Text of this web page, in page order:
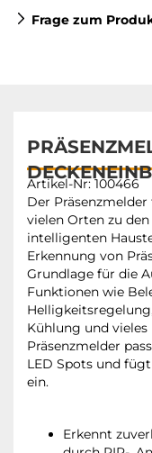
Frage zum
Artikel-Nr: 100466
Der
vielen Orten zu
intelligenten
Erkennung von
Grundlage für die
Funktionen wie
Kühlung und
Präsenzmelder
LED Spots und
ein.
Erkennt